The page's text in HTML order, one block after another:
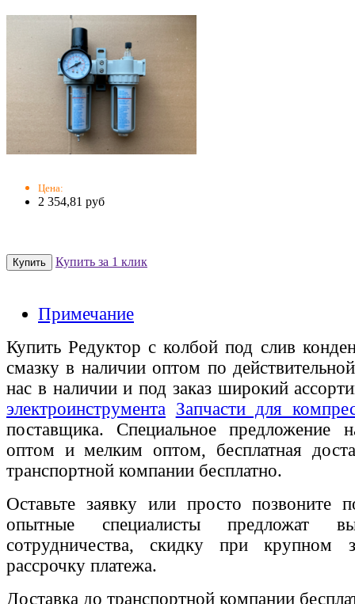
Цена:
2 354,81 руб
Купить за 1 клик
Примечание
Купить Редуктор с колбой под слив
смазку в наличии оптом по
нас в наличии и под заказ широкий
электроинструмента Запчасти для
поставщика. Специальное предложение
оптом и мелким оптом, бесплатная
транспортной компании бесплатно.
Оставьте заявку или просто позвоните
опытные специалисты предложат
сотрудничества, скидку при крупном
рассрочку платежа.
Доставка до транспортной компании